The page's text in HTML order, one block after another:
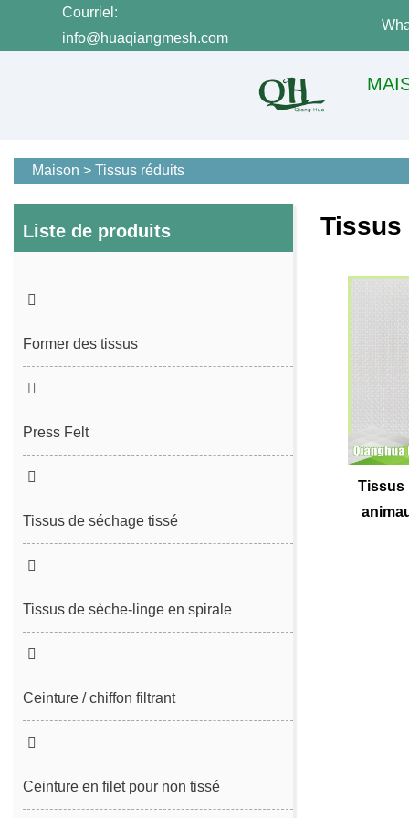
Courriel:
info@huaqiangmesh.com
Maison > Tissus réduits
Liste de produits
Former des tissus
Press Felt
Couture sans fin ressentie
Tissus de séchage tissé
Tissus de sèche-linge en spirale
Ceinture / chiffon filtrant
Ceinture en filet pour non tissé
Tissus
Tissus